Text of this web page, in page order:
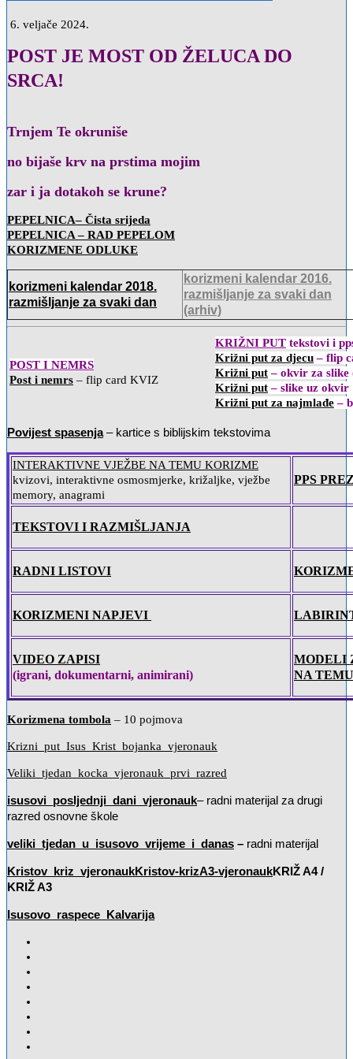
6. veljače 2024.
POST JE MOST OD ŽELUCA DO
SRCA!
Trnjem Te okruniše
no bijaše krv na prstima mojim
zar i ja dotakoh se krune?
PEPELNICA– Čista srijeda
PEPELNICA – RAD PEPELOM
KORIZMENE ODLUKE
korizmeni kalendar 2018.
razmišljanje za svaki dan
korizmeni kalendar 2016.
razmišljanje za svaki dan
(arhiv)
POST I NEMRS
Post i nemrs – flip card KVIZ
KRIŽNI PUT tekstovi i
Križni put za djecu– flip
Križni put– okvir za slike
Križni put– slike uz okvir
Križni put za najmlađe–
Povijest spasenja– kartice s biblijskim tekstovima
INTERAKTIVNE VJEŽBE NA TEMU KORIZME
kvizovi, interaktivne osmosmjerke, križaljke, vježbe
memory, anagrami
PPS
TEKSTOVI I RAZMIŠLJANJA
RADNI LISTOVI
KORIZMENI NAPJEVI
VIDEO ZAPISI
(igrani, dokumentarni, animirani)
MODELI
NA
Korizmena tombola – 10 pojmova
Krizni_put_Isus_Krist_bojanka_vjeronauk
Veliki_tjedan_kocka_vjeronauk_prvi_razred
isusovi_posljednji_dani_vjeronauk– radni materijal za drugi
razred osnovne škole
veliki_tjedan_u_isusovo_vrijeme_i_danas – radni materijal
Kristov_kriz_vjeronaukKristov-krizA3-vjeronaukKRIŽ A4 /
KRIŽA3
Isusovo_raspece_Kalvarija